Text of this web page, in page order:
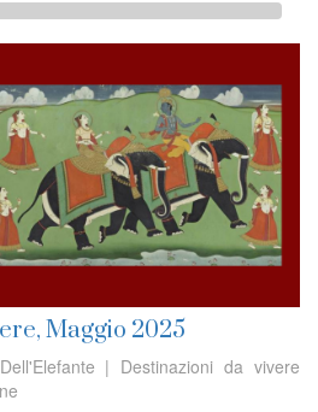
Maggio 2025
| Destinazioni da vivere